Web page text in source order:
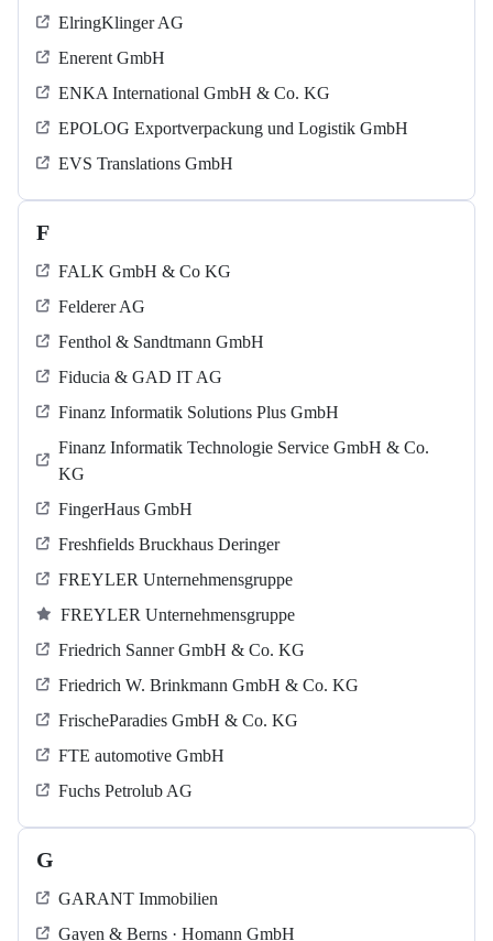
ElringKlinger AG
Enerent GmbH
ENKA International GmbH & Co. KG
EPOLOG Exportverpackung und Logistik GmbH
EVS Translations GmbH
F
FALK GmbH & Co KG
Felderer AG
Fenthol & Sandtmann GmbH
Fiducia & GAD IT AG
Finanz Informatik Solutions Plus GmbH
Finanz Informatik Technologie Service GmbH & Co.
KG
FingerHaus GmbH
Freshfields Bruckhaus Deringer
FREYLER Unternehmensgruppe
FREYLER Unternehmensgruppe
Friedrich Sanner GmbH & Co. KG
Friedrich W. Brinkmann GmbH & Co. KG
FrischeParadies GmbH & Co. KG
FTE automotive GmbH
Fuchs Petrolub AG
G
GARANT Immobilien
Gayen & Berns · Homann GmbH